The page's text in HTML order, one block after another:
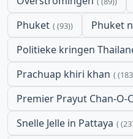
Phuket (93) Phuket
Politieke kringen
Prachuap khiri khan
Premier Prayut Chan-O-
Snelle Jelle in Pattaya